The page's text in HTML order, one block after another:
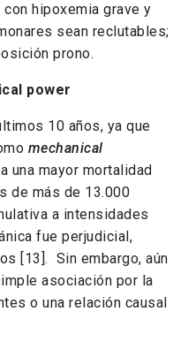
hipoxemia grave y
sean reclutables;
prono.
power
10 años, ya que
mechanical
una mayor mortalidad
de más de 13.000
a intensidades
fue perjudicial,
[13]. Sin embargo, aún
asociación por la
o una relación causal